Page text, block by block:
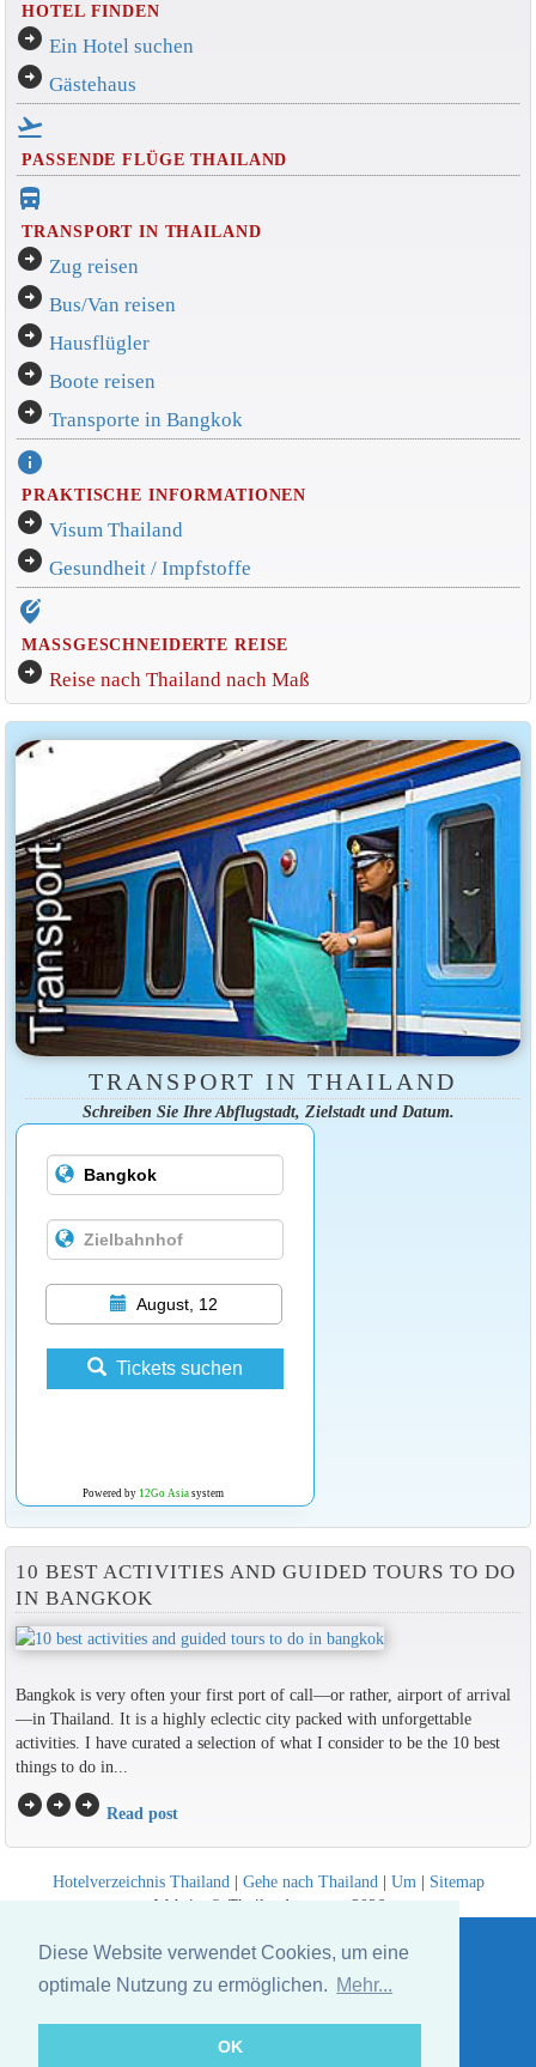
Diese Website verwendet Cookies, um eine
optimale Nutzung zu ermöglichen. Mehr...
OK
HOTEL FINDEN
arrow_circle_right Ein Hotel suchen
arrow_circle_right Gästehaus
flight_takeoff
PASSENDE FLÜGE THAILAND
directions_bus_filled
TRANSPORT IN THAILAND
arrow_circle_right Zug reisen
arrow_circle_right Bus/Van reisen
arrow_circle_right Hausflügler
arrow_circle_right Boote reisen
arrow_circle_right Transporte in Bangkok
info
PRAKTISCHE INFORMATIONEN
arrow_circle_right Visum Thailand
arrow_circle_right Gesundheit / Impfstoffe
edit_location_alt
MASSGESCHNEIDERTE REISE
arrow_circle_right Reise nach Thailand nach Maß
TRANSPORT IN THAILAND
Schreiben Sie Ihre Abflugstadt, Zielstadt und Datum.
August, 12
Tickets suchen
Powered by 12Go Asiasystem
10 BEST ACTIVITIES AND GUIDED TOURS TO DO
IN BANGKOK
Bangkok is very often your first port of call—or rather, airport of arrival
—in Thailand. It is a highly eclectic city packed with unforgettable
activities. I have curated a selection of what I consider to be the 10 best
things to do in...
arrow_circle_rightarrow_circle_rightarrow_circle_right Read post
Hotelverzeichnis Thailand| Gehe nach Thailand| Um| Sitemap
Website © Thailandee.com - 2026